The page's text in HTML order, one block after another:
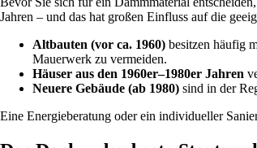
Jahren – und das hat großen Einfluss auf die
Altbauten (vor ca. 1960) besitzen häufig
Mauerwerk zu vermeiden.
Häuser aus den 1960er–1980er Jahren
Neuere Gebäude (ab 1980) sind in der
Eine Energieberatung oder ein individueller